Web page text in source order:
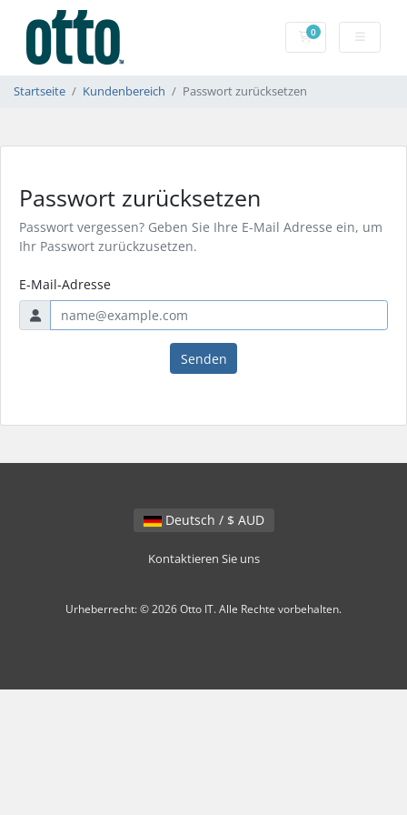
0Mein Warenkorb
Startseite Kundenbereich Passwort zurücksetzen
Passwort zurücksetzen
Passwort vergessen? Geben Sie Ihre E-Mail Adresse ein, um
Ihr Passwort zurückzusetzen.
E-Mail-Adresse
Senden
Deutsch / $ AUD
Kontaktieren Sie uns
Urheberrecht: © 2026 Otto IT. Alle Rechte vorbehalten.